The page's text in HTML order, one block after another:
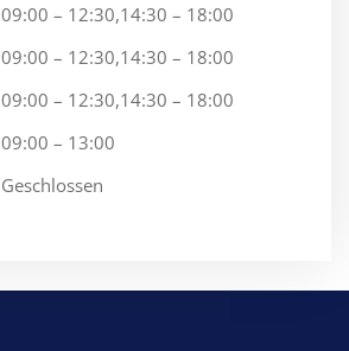
09:00 – 12:30,14:30 – 18:00
09:00 – 12:30,14:30 – 18:00
09:00 – 12:30,14:30 – 18:00
09:00 – 13:00
Geschlossen